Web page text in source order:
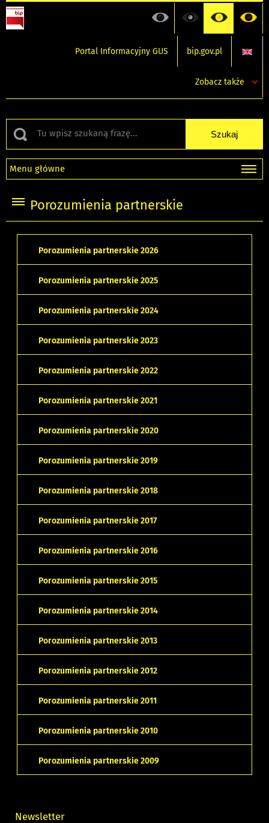
Portal Informacyjny GUS bip.gov.pl
Zobacz także
Menu główne
Porozumienia partnerskie
Porozumienia partnerskie 2026
Porozumienia partnerskie 2025
Porozumienia partnerskie 2024
Porozumienia partnerskie 2023
Porozumienia partnerskie 2022
Porozumienia partnerskie 2021
Porozumienia partnerskie 2020
Porozumienia partnerskie 2019
Porozumienia partnerskie 2018
Porozumienia partnerskie 2017
Porozumienia partnerskie 2016
Porozumienia partnerskie 2015
Porozumienia partnerskie 2014
Porozumienia partnerskie 2013
Porozumienia partnerskie 2012
Porozumienia partnerskie 2011
Porozumienia partnerskie 2010
Porozumienia partnerskie 2009
Newsletter